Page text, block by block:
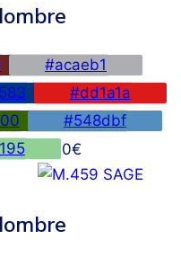
#acaeb1
#dd1a1a
#548dbf
45,00€